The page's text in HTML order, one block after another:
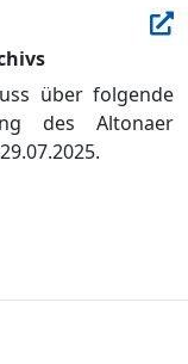
über folgende
des Altonaer